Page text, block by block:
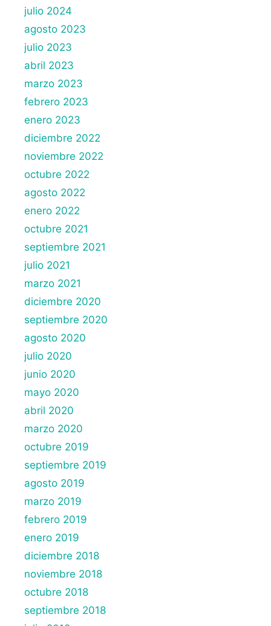
julio 2024
agosto 2023
julio 2023
abril 2023
marzo 2023
febrero 2023
enero 2023
diciembre 2022
noviembre 2022
octubre 2022
agosto 2022
enero 2022
octubre 2021
septiembre 2021
julio 2021
marzo 2021
diciembre 2020
septiembre 2020
agosto 2020
julio 2020
junio 2020
mayo 2020
abril 2020
marzo 2020
octubre 2019
septiembre 2019
agosto 2019
marzo 2019
febrero 2019
enero 2019
diciembre 2018
noviembre 2018
octubre 2018
septiembre 2018